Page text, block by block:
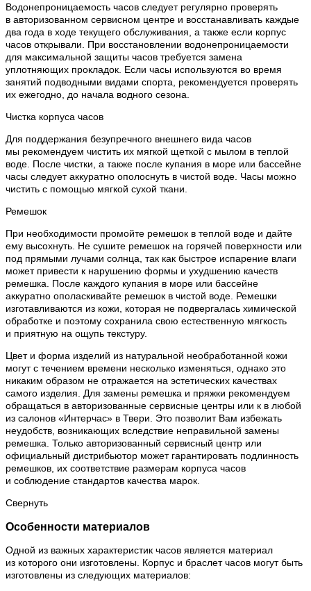
Водонепроницаемость часов следует регулярно проверять
в авторизованном сервисном центре и восстанавливать каждые
два года в ходе текущего обслуживания, а также если корпус
часов открывали. При восстановлении водонепроницаемости
для максимальной защиты часов требуется замена
уплотняющих прокладок. Если часы используются во время
занятий подводными видами спорта, рекомендуется проверять
их ежегодно, до начала водного сезона.
Чистка корпуса часов
Для поддержания безупречного внешнего вида часов
мы рекомендуем чистить их мягкой щеткой с мылом в теплой
воде. После чистки, а также после купания в море или бассейне
часы следует аккуратно ополоснуть в чистой воде. Часы можно
чистить с помощью мягкой сухой ткани.
Ремешок
При необходимости промойте ремешок в теплой воде и дайте
ему высохнуть. Не сушите ремешок на горячей поверхности или
под прямыми лучами солнца, так как быстрое испарение влаги
может привести к нарушению формы и ухудшению качеств
ремешка. После каждого купания в море или бассейне
аккуратно ополаскивайте ремешок в чистой воде. Ремешки
изготавливаются из кожи, которая не подвергалась химической
обработке и поэтому сохранила свою естественную мягкость
и приятную на ощупь текстуру.
Цвет и форма изделий из натуральной необработанной кожи
могут с течением времени несколько изменяться, однако это
никаким образом не отражается на эстетических качествах
самого изделия. Для замены ремешка и пряжки рекомендуем
обращаться в авторизованные сервисные центры или к в любой
из салонов «Интерчас» в Твери. Это позволит Вам избежать
неудобств, возникающих вследствие неправильной замены
ремешка. Только авторизованный сервисный центр или
официальный дистрибьютор может гарантировать подлинность
ремешков, их соответствие размерам корпуса часов
и соблюдение стандартов качества марок.
Свернуть
Особенности материалов
Одной из важных характеристик часов является материал
из которого они изготовлены. Корпус и браслет часов могут быть
изготовлены из следующих материалов: